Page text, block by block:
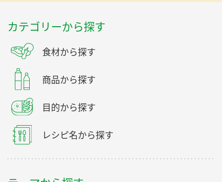
カテゴリーから探す
食材から探す
商品から探す
目的から探す
レシピ名から探す